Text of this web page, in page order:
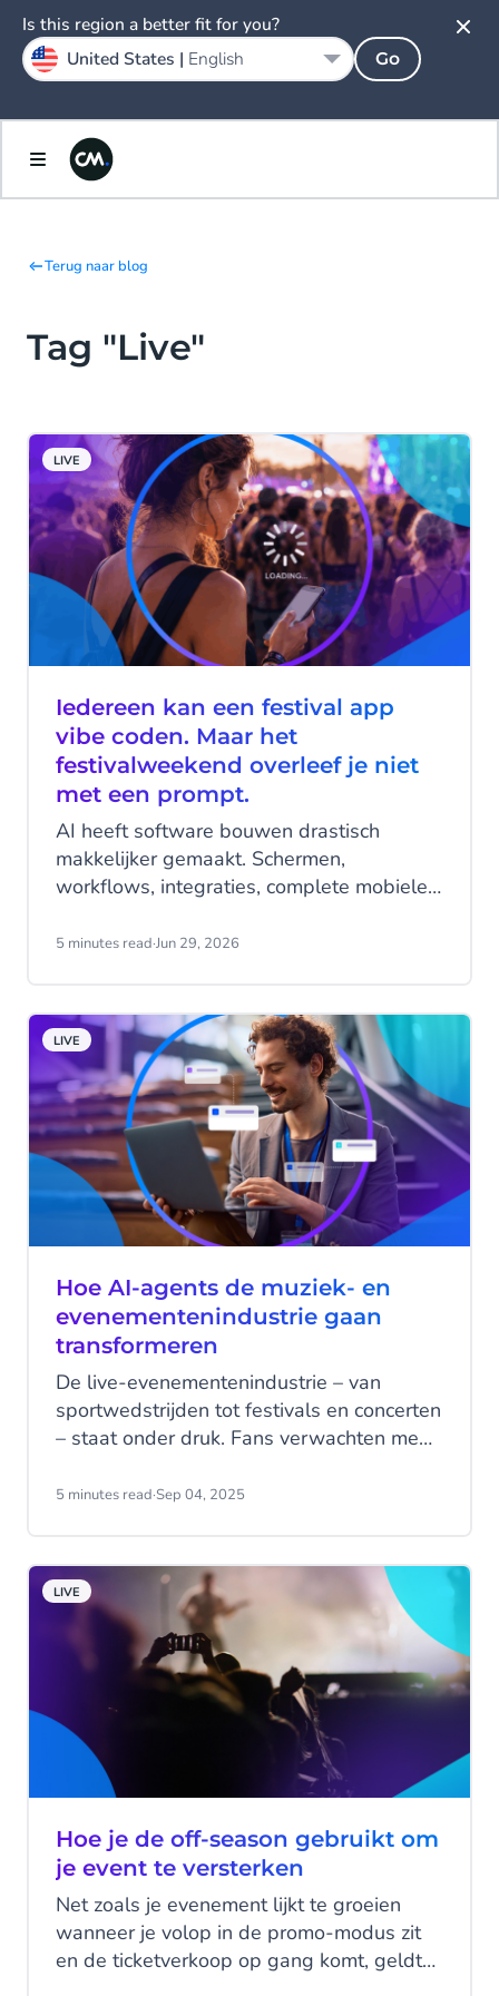
Terug naar blog
Tag "Live"
LIVE
Iedereen kan een festival app
vibe coden. Maar het
festivalweekend overleef je niet
met een prompt.
AI heeft software bouwen drastisch
makkelijker gemaakt. Schermen,
workflows, integraties, complete mobiele
met een handvol prompts.
5 minutes read·Jun 29, 2026
LIVE
Hoe AI-agents de muziek- en
evenementenindustrie gaan
transformeren
De live-evenementenindustrie – van
sportwedstrijden tot festivals en concerten
– staat onder druk. Fans verwachten meer,
interne teams worden tot het uiterste
vervangen, maar om hen te versterken –
door structuur, snelheid en duidelijkheid te
bieden waar dat het hardst nodig is.
5 minutes read·Sep 04, 2025
LIVE
Hoe je de off-season gebruikt om
je event te versterken
Net zoals je evenement lijkt te groeien
wanneer je volop in de promo-modus zit
en de ticketverkoop op gang komt, geldt
Is this region a better fit for you?
United States | English Go